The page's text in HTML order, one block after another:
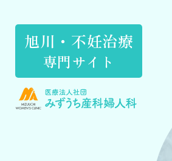
旭川・不妊治療
専門サイト